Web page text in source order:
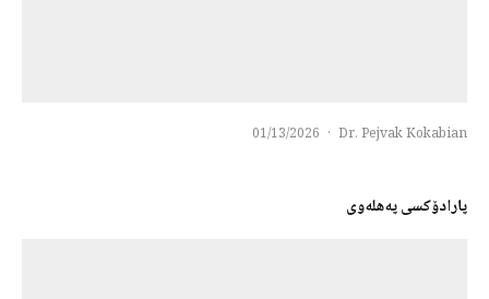
Dr. Pejvak Kokabian
·
01/13/2026
پارادۆکسی پەهلەوی